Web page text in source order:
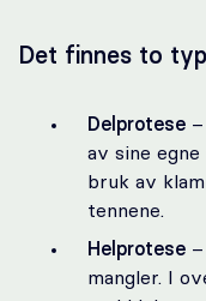
Det finnes to
Delprotese
av sine
bruk av
tennene.
Helprotese
mangler. I